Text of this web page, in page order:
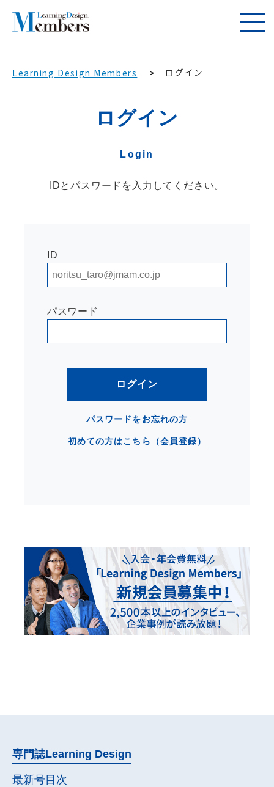
Learning Design Members ログイン
ログイン
Login
IDとパスワードを入力してください。
ID
パスワード
ログイン
パスワードをお忘れの方
初めての方はこちら（会員登録）
専門誌Learning Design
最新号目次